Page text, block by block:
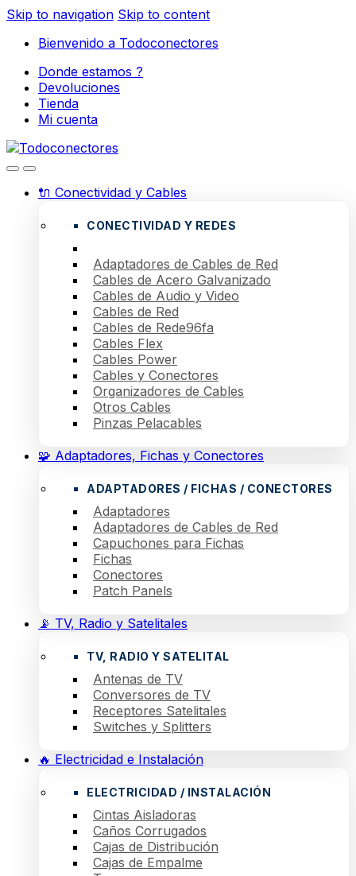
Skip to navigation Skip to content
Bienvenido a Todoconectores
Donde estamos ?
Devoluciones
Tienda
Mi cuenta
🔌 Conectividad y Cables
CONECTIVIDAD Y REDES
Adaptadores de Cables de Red
Cables de Acero Galvanizado
Cables de Audio y Video
Cables de Red
Cables de Rede96fa
Cables Flex
Cables Power
Cables y Conectores
Organizadores de Cables
Otros Cables
Pinzas Pelacables
🧩 Adaptadores, Fichas y Conectores
ADAPTADORES / FICHAS / CONECTORES
Adaptadores
Adaptadores de Cables de Red
Capuchones para Fichas
Fichas
Conectores
Patch Panels
📡 TV, Radio y Satelitales
TV, RADIO Y SATELITAL
Antenas de TV
Conversores de TV
Receptores Satelitales
Switches y Splitters
🔥 Electricidad e Instalación
ELECTRICIDAD / INSTALACIÓN
Cintas Aisladoras
Caños Corrugados
Cajas de Distribución
Cajas de Empalme